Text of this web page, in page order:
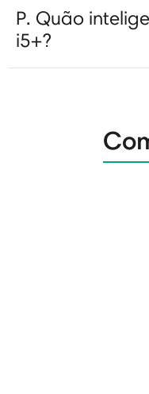
P. Quão
i5+?